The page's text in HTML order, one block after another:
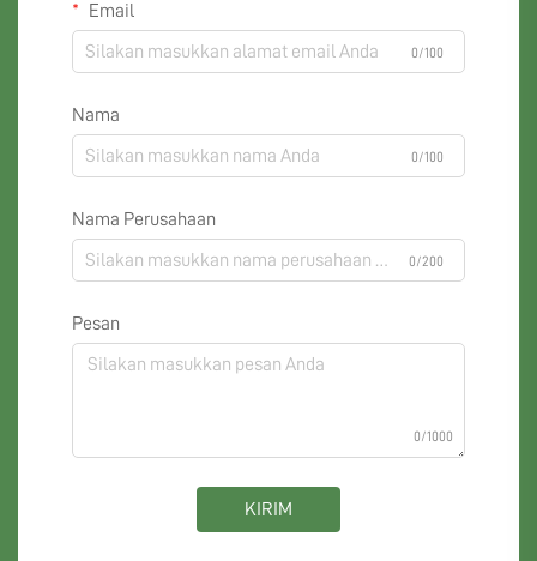
Email
0/100
Nama
0/100
Nama Perusahaan
0/200
Pesan
0/1000
KIRIM